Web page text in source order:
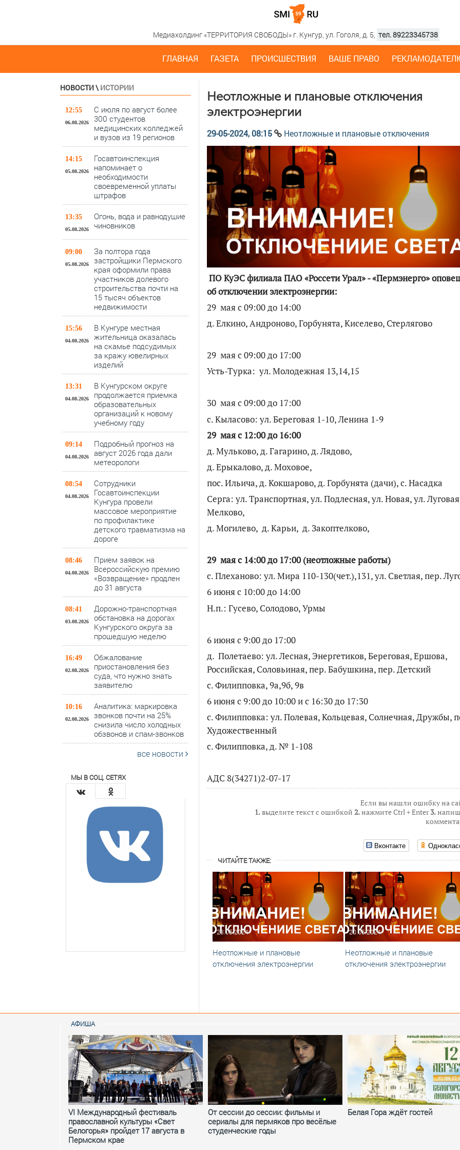
Медиахолдинг «ТЕРРИТОРИЯ СВОБОДЫ» г. Кунгур, ул. Гоголя, д. 5, тел. 89223345738
ГЛАВНАЯ ГАЗЕТА ПРОИСШЕСТВИЯ ВАШЕ ПРАВО
НОВОСТИ\ ИСТОРИИ
12:55
06.08.2026
С июля по август более
300 студентов
медицинских колледжей
и вузов из 19 регионов
14:15
05.08.2026
Госавтоинспекция
напоминает о
необходимости
своевременной уплаты
штрафов
13:35
05.08.2026
Огонь, вода и равнодушие
чиновников
09:00
05.08.2026
За полтора года
застройщики Пермского
края оформили права
участников долевого
строительства почти на
15 тысяч объектов
недвижимости
15:56
04.08.2026
В Кунгуре местная
жительница оказалась
на скамье подсудимых
за кражу ювелирных
изделий
13:31
04.08.2026
В Кунгурском округе
продолжается приемка
образовательных
организаций к новому
учебному году
09:14
04.08.2026
Подробный прогноз на
август 2026 года дали
метеорологи
08:54
04.08.2026
Сотрудники
Госавтоинспекции
Кунгура провели
массовое мероприятие
по профилактике
детского травматизма на
дороге
08:46
04.08.2026
Прием заявок на
Всероссийскую премию
«Возвращение» продлен
до 31 августа
08:41
03.08.2026
Дорожно-транспортная
обстановка на дорогах
Кунгурского округа за
прошедшую неделю
16:49
02.08.2026
Обжалование
приостановления без
суда, что нужно знать
заявителю
10:16
02.08.2026
Аналитика: маркировка
звонков почти на 25%
снизила число холодных
обзвонов и спам-звонков
все новости
МЫ В СОЦ. СЕТЯХ
Неотложные и плановые отключения
электроэнергии
29-05-2024, 08:15 Неотложные и плановые отключения
ПО КуЭС филиала ПАО «Россети Урал» - «Пермэнерго»
об отключении электроэнергии:
29 мая с 09:00 до 14:00
д. Елкино, Андроново, Горбунята, Киселево, Стерлягово
29 мая с 09:00 до 17:00
Усть-Турка: ул. Молодежная 13,14,15
30 мая с 09:00 до 17:00
с. Кыласово: ул. Береговая 1-10, Ленина 1-9
29 мая с 12:00 до 16:00
д. Мульково, д. Гагарино, д. Лядово,
д. Ерыкалово, д. Моховое,
пос. Ильича, д. Кокшарово, д. Горбунята (дачи), с. Насадка
Серга: ул. Транспортная, ул. Подлесная, ул. Новая, ул.
Мелково,
д. Могилево, д. Карьи, д. Закоптелково,
29 мая с 14:00 до 17:00 (неотложные работы)
с. Плеханово: ул. Мира 110-130(чет.),131, ул. Светлая, пер.
6 июня с 10:00 до 14:00
Н.п.: Гусево, Солодово, Урмы
6 июня с 9:00 до 17:00
д. Полетаево: ул. Лесная, Энергетиков, Береговая, Ершова,
Российская, Соловьиная, пер. Бабушкина, пер. Детский
с. Филипповка, 9а,9б, 9в
6 июня с 9:00 до 10:00 и с 16:30 до 17:30
с. Филипповка: ул. Полевая, Кольцевая, Солнечная, Дружбы,
Художественный
с. Филипповка, д. № 1-108
АДС 8(34271)2-07-17
Если вы нашли ошибку на
1.выделите текст с ошибкой 2.нажмите Ctrl + Enter3.
Вконтакте
ЧИТАЙТЕ ТАКЖЕ:
23.05.2024
Неотложные и плановые
отключения электроэнергии
20.05.2024
Неотложные и плановые
отключения электроэнергии
По итогам первой
АФИША
VI Международный фестиваль
православной культуры «Свет
Белогорья» пройдет 17 августа в
Пермском крае
От сессии до сессии: фильмы и
сериалы для пермяков про весёлые
студенческие годы
Белая Гора ждёт гостей